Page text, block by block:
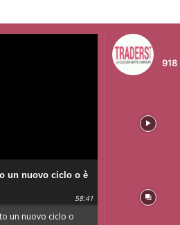
un nuovo ciclo o è
58:41
un nuovo ciclo o
918